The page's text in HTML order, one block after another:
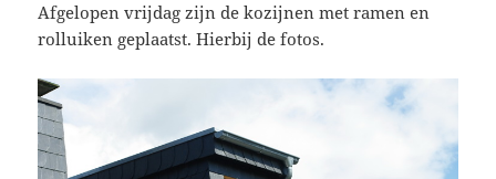
Afgelopen vrijdag zijn de kozijnen met ramen en
rolluiken geplaatst. Hierbij de fotos.